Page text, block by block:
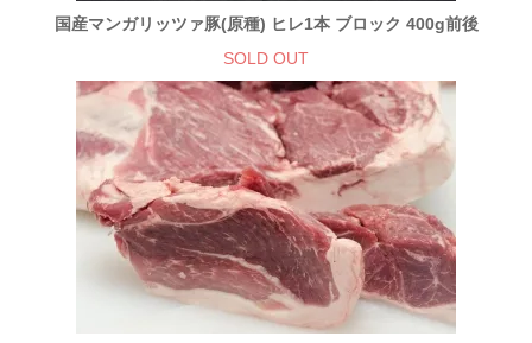
国産マンガリッツァ豚(原種) ヒレ1本 ブロック 400g前後
SOLD OUT